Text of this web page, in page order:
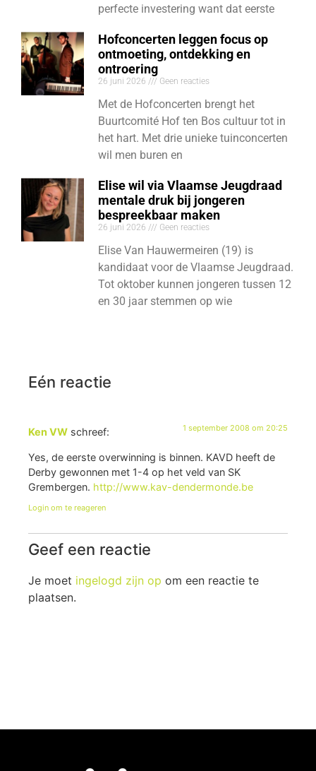
perfecte investering want dat eerste
Hofconcerten leggen focus op
ontmoeting, ontdekking en
ontroering
26 juni 2026 Geen reacties
Met de Hofconcerten brengt het
Buurtcomité Hof ten Bos cultuur tot in
het hart. Met drie unieke tuinconcerten
wil men buren en
Elise wil via Vlaamse Jeugdraad
mentale druk bij jongeren
bespreekbaar maken
26 juni 2026 Geen reacties
Elise Van Hauwermeiren (19) is
kandidaat voor de Vlaamse Jeugdraad.
Tot oktober kunnen jongeren tussen 12
en 30 jaar stemmen op wie
Eén reactie
Ken VW schreef: 1 september 2008 om 20:25
Yes, de eerste overwinning is binnen. KAVD heeft de
Derby gewonnen met 1-4 op het veld van SK
Grembergen. http://www.kav-dendermonde.be
Login om te reageren
Geef een reactie
Je moet ingelogd zijn op om een reactie te
plaatsen.